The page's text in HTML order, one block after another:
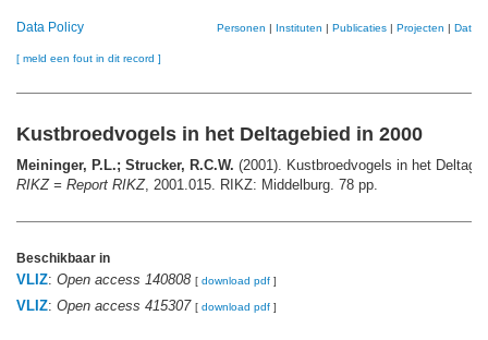
Data Policy Personen | Instituten | Publicaties | Projecten |
[ meld een fout in dit record ]
Kustbroedvogels in het Deltagebied in 2000
Meininger, P.L.; Strucker, R.C.W. (2001). Kustbroedvogels in het
RIKZ = Report RIKZ, 2001.015. RIKZ: Middelburg. 78 pp.
Beschikbaar in
VLIZ: Open access 140808 [ download pdf ]
VLIZ: Open access 415307 [ download pdf ]